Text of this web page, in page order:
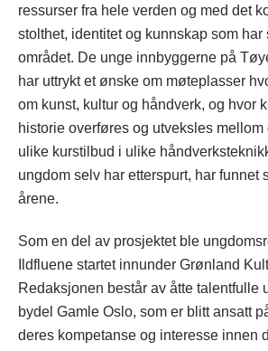
ressurser fra hele verden og med det
stolthet, identitet og kunnskap som har
området. De unge innbyggerne på
har uttrykt et ønske om møteplasser
om kunst, kultur og håndverk, og hvor
historie overføres og utveksles mellom
ulike kurstilbud i ulike
ungdom selv har etterspurt, har funnet
årene.
Som en del av prosjektet ble
Ildfluene startet innunder Grønland
Redaksjonen består av åtte talentfulle
bydel Gamle Oslo, som er blitt ansatt
deres kompetanse og interesse innen